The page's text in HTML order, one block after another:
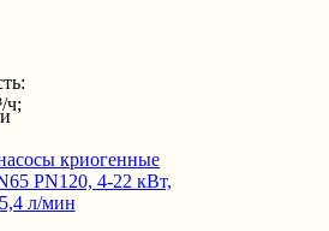
ч;